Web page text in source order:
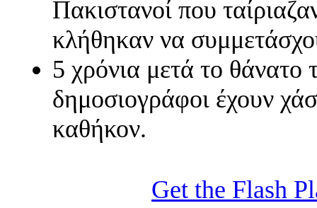
Πακιστανοί που
κλήθηκαν να
5 χρόνια μετά το
δημοσιογράφοι έχουν
καθήκον.
Get the Flash